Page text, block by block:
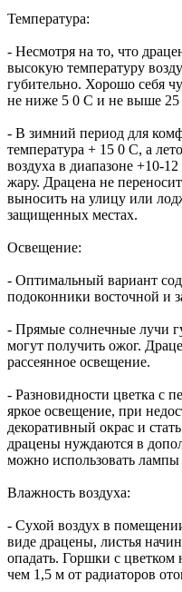
Температура:
- Несмотря на то, что
высокую температуру
губительно. Хорошо себя
не ниже 5 0 С и не выше 25
- В зимний период для
температура + 15 0 С, а
воздуха в диапазоне +10-
жару. Драцена не
выносить на улицу или
защищенных местах.
Освещение:
- Оптимальный вариант
подоконники восточной и
- Прямые солнечные лучи
могут получить ожог.
рассеянное освещение.
- Разновидности цветка с
яркое освещение, при
декоративный окрас и
драцены нуждаются в
можно использовать лампы
Влажность воздуха:
- Сухой воздух в
виде драцены, листья
опадать. Горшки с цветком
чем 1,5 м от радиаторов